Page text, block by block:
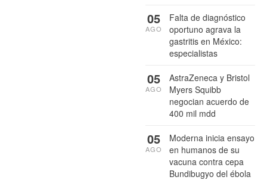
Falta de diagnóstico
oportuno agrava la
gastritis en México:
especialistas
05
AGO
AstraZeneca y Bristol
Myers Squibb
negocian acuerdo de
400 mil mdd
05
AGO
Moderna inicia ensayo
en humanos de su
vacuna contra cepa
Bundibugyo del ébola
05
AGO